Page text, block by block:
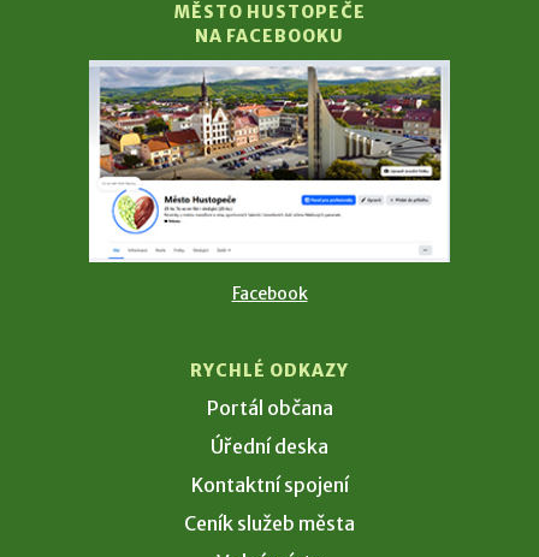
MĚSTO HUSTOPEČE
NA FACEBOOKU
Facebook
RYCHLÉ ODKAZY
Portál občana
Úřední deska
Kontaktní spojení
Ceník služeb města